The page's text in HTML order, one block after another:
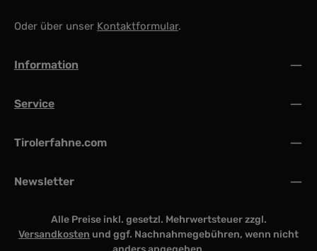
Oder über unser Kontaktformular.
Information
Service
Tirolerfahne.com
Newsletter
Alle Preise inkl. gesetzl. Mehrwertsteuer zzgl.
Versandkosten und ggf. Nachnahmegebühren, wenn nicht